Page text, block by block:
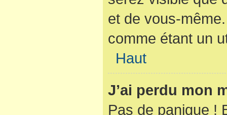
et de vous-
comme étant un
Haut
J’ai perdu mon
Pas de panique !